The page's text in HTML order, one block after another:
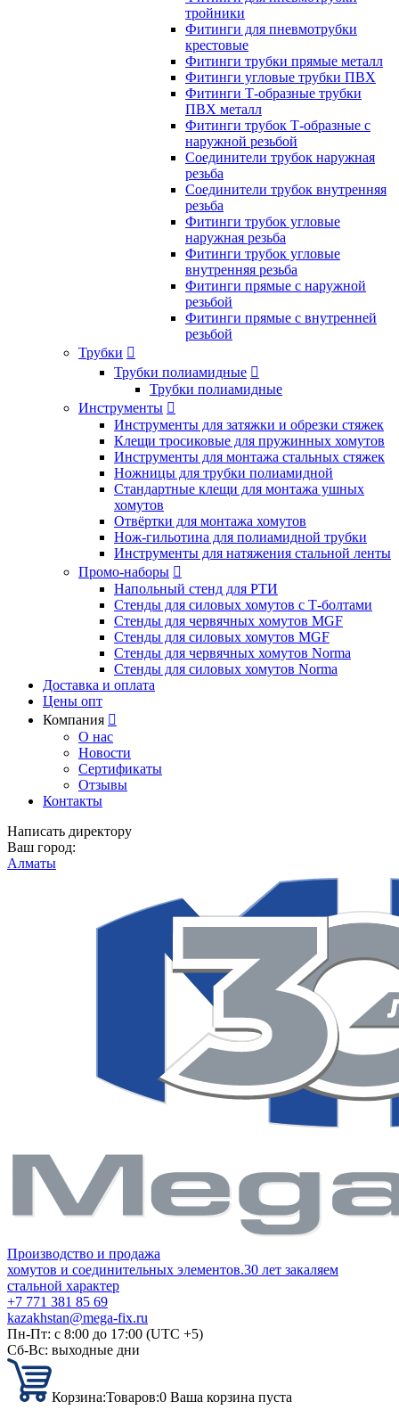
тройники
Фитинги для пневмотрубки
крестовые
Фитинги трубки прямые металл
Фитинги угловые трубки ПВХ
Фитинги Т-образные трубки
ПВХ металл
Фитинги трубок Т-образные с
наружной резьбой
Соединители трубок наружная
резьба
Соединители трубок внутренняя
резьба
Фитинги трубок угловые
наружная резьба
Фитинги трубок угловые
внутренняя резьба
Фитинги прямые с наружной
резьбой
Фитинги прямые с внутренней
резьбой
Трубки 
Трубки полиамидные 
Трубки полиамидные
Инструменты 
Инструменты для затяжки и обрезки стяжек
Клещи тросиковые для пружинных хомутов
Инструменты для монтажа стальных стяжек
Ножницы для трубки полиамидной
Стандартные клещи для монтажа ушных
хомутов
Отвёртки для монтажа хомутов
Нож-гильотина для полиамидной трубки
Инструменты для натяжения стальной ленты
Промо-наборы 
Напольный стенд для РТИ
Стенды для силовых хомутов с Т-болтами
Стенды для червячных хомутов MGF
Стенды для силовых хомутов MGF
Стенды для червячных хомутов Norma
Стенды для силовых хомутов Norma
Доставка и оплата
Цены опт
Компания 
О нас
Новости
Сертификаты
Отзывы
Контакты
Написать директору
Ваш город:
Алматы
Производство и продажа
хомутов и соединительных элементов.30 лет закаляем
стальной характер
+7 771 381 85 69
kazakhstan@mega-fix.ru
Пн-Пт: с 8:00 до 17:00 (UTC +5)
Сб-Вс: выходные дни
Корзина:Товаров:0 Ваша корзина пуста